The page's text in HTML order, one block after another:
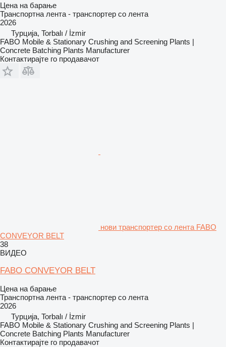
Цена на барање
Транспортна лента - транспортер со лента
2026
Турција, Torbalı / İzmir
FABO Mobile & Stationary Crushing and Screening Plants |
Concrete Batching Plants Manufacturer
Контактирајте го продавачот
нови транспортер со лента FABO
CONVEYOR BELT
38
ВИДЕО
FABO CONVEYOR BELT
Цена на барање
Транспортна лента - транспортер со лента
2026
Турција, Torbalı / İzmir
FABO Mobile & Stationary Crushing and Screening Plants |
Concrete Batching Plants Manufacturer
Контактирајте го продавачот